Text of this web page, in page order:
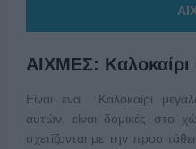
ΑΙΧΜΕΣ:
Είναι ένα Καλοκαίρι
αυτών, είναι δομικές στο
σχετίζονται με την